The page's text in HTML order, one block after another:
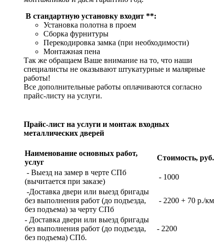
В стандартную установку входит **:
Установка полотна в проем
Сборка фурнитуры
Перекодировка замка (при необходимости)
Монтажная пена
Так же обращаем Ваше внимание на то, что наши
специалисты не оказывают штукатурные и малярные
работы!
Все дополнительные работы оплачиваются согласно
прайс-листу на услуги.
Прайс-лист на услуги и монтаж входных
металлических дверей
Наименование основных работ,
услуг
Стоимость, руб.
- Выезд на замер в черте СПб
(вычитается при заказе)
- 1000
-Доставка двери или выезд бригады
без выполнения работ (до подъезда,
без подъема) за черту СПб
- 2200 + 70 р./км
- Доставка двери или выезд бригады
без выполнения работ (до подъезда,
без подъема) СПб.
- 2200